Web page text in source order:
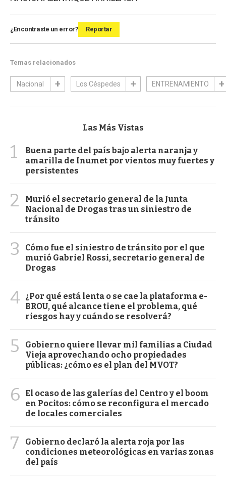
¿Encontraste un error? Reportar
Temas relacionados
Nacional Los Céspedes ENTRENAMIENTO
Las Más Vistas
1
Buena parte del país bajo alerta naranja y
amarilla de Inumet por vientos muy fuertes y
persistentes
2
Murió el secretario general de la Junta
Nacional de Drogas tras un siniestro de
tránsito
3
Cómo fue el siniestro de tránsito por el que
murió Gabriel Rossi, secretario general de
Drogas
4 ¿Por qué está lenta o se cae la plataforma e-
BROU, qué alcance tiene el problema, qué
riesgos hay y cuándo se resolverá?
5
Gobierno quiere llevar mil familias a Ciudad
Vieja aprovechando ocho propiedades
públicas: ¿cómo es el plan del MVOT?
6
El ocaso de las galerías del Centro y el boom
en Pocitos: cómo se reconfigura el mercado
de locales comerciales
7
Gobierno declaró la alerta roja por las
condiciones meteorológicas en varias zonas
del país